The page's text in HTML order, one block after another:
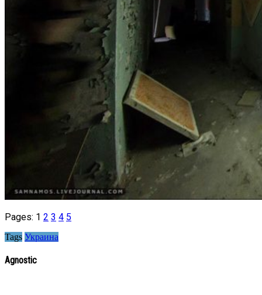
Pages: 1 2 3 4 5
Tags Украина
Agnostic